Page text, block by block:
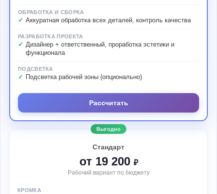
Выгодно
Стандарт
от 19 200 ₽
Рабочий вариант по бюджету
КРОМКА
ОБРАБОТКА И СБОРКА
Аккуратная обработка всех деталей, контроль качества
РАЗРАБОТКА ПРОЕКТА
Дизайнер + ответственный, проработка эстетики и
функционала
ПОДСВЕТКА
Подсветка рабочей зоны (опционально)
Рассчитать